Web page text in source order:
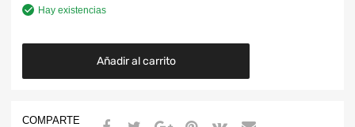
Hay existencias
Añadir al carrito
COMPARTE